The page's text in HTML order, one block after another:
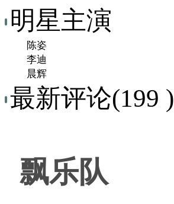
明星主演
陈姿
李迪
晨辉
最新评论(199 )
飘乐队